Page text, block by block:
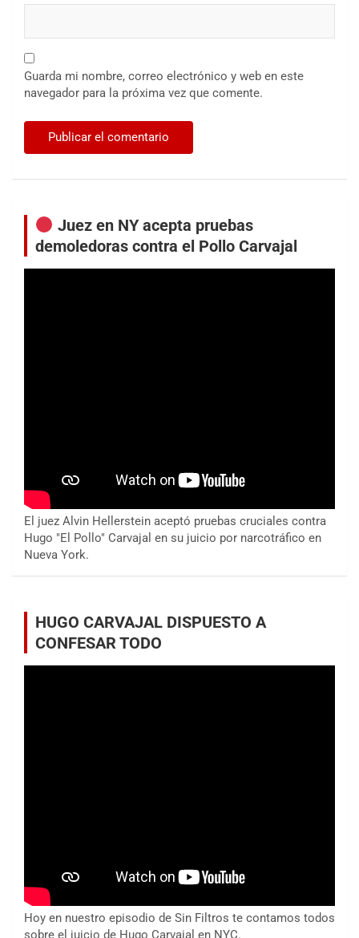
Guarda mi nombre, correo electrónico y web en este
navegador para la próxima vez que comente.
Juez en NY acepta pruebas
demoledoras contra el Pollo Carvajal
El juez Alvin Hellerstein aceptó pruebas cruciales contra
Hugo "El Pollo" Carvajal en su juicio por narcotráfico en
Nueva York.
HUGO CARVAJAL DISPUESTO A
CONFESAR TODO
Hoy en nuestro episodio de Sin Filtros te contamos todos
sobre el juicio de Hugo Carvajal en NYC.